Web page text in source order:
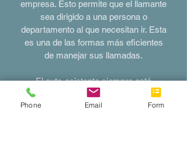
empresa. Esto permite que el llamante
sea dirigido a una persona o
departamento al que necesitan ir. Esta
es una de las formas más eficientes
de manejar sus llamadas.
El auto-asistente siempre está
disponible las 24 horas del día, los 7
días de la semana. Usted tiene el
Phone Email Form